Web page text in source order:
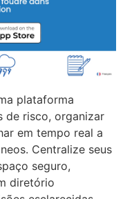
plataforma
de risco, organizar
em tempo real a
Centralize seus
seguro,
diretório